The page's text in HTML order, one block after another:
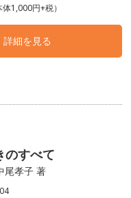
1,000円+税）
詳細を見る
すべて
尾孝子 著